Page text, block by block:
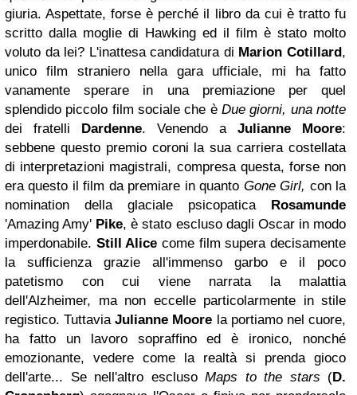
giuria. Aspettate, forse è perché il libro da cui è tratto fu
scritto dalla moglie di Hawking ed il film è stato molto
voluto da lei? L'inattesa candidatura di Marion Cotillard,
unico film straniero nella gara ufficiale, mi ha fatto
vanamente sperare in una premiazione per quel
splendido piccolo film sociale che è Due giorni, una notte
dei fratelli Dardenne. Venendo a Julianne Moore:
sebbene questo premio coroni la sua carriera costellata
di interpretazioni magistrali, compresa questa, forse non
era questo il film da premiare in quanto Gone Girl, con la
nomination della glaciale psicopatica Rosamunde
'Amazing Amy' Pike, è stato escluso dagli Oscar in modo
imperdonabile. StillAlice come film supera decisamente
la sufficienza grazie all'immenso garbo e il poco
patetismo con cui viene narrata la malattia
dell'Alzheimer, ma non eccelle particolarmente in stile
registico. TuttaviaJulianne Moore la portiamo nel cuore,
ha fatto un lavoro sopraffino ed è ironico, nonché
emozionante, vedere come la realtà si prenda gioco
dell'arte... Se nell'altro escluso Maps to the stars (D.